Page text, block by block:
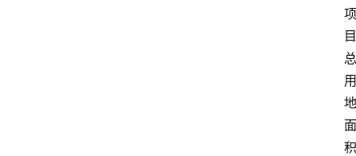
项
目
总
用
地
面
积